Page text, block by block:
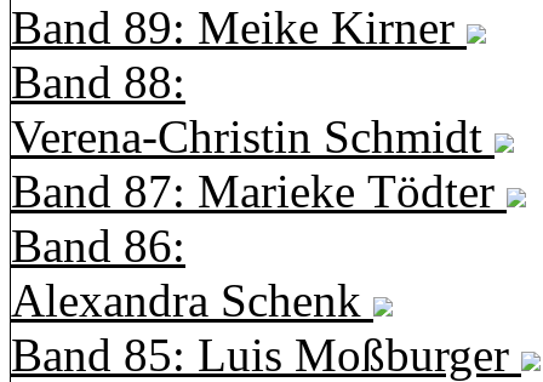
Band 89: Meike Kirner
Band 88:
Verena-Christin Schmidt
Band 87: Marieke Tödter
Band 86:
Alexandra Schenk
Band 85: Luis Moßburger